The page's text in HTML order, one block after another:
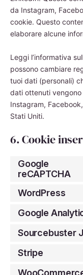
da Instagram,
cookie. Questo
elaborare alcune
Leggi l’informativa
possono cambiare
tuoi dati (personali)
dati ottenuti
Instagram,
Stati Uniti.
6. Cookie
Google
reCAPTCHA
WordPress
Google
Sourcebuster
Stripe